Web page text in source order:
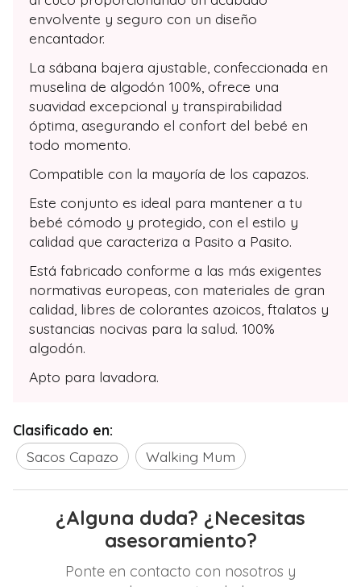
envolvente y seguro con un diseño
encantador.
La sábana bajera ajustable, confeccionada en
muselina de algodón 100%, ofrece una
suavidad excepcional y transpirabilidad
óptima, asegurando el confort del bebé en
todo momento.
Compatible con la mayoría de los capazos.
Este conjunto es ideal para mantener a tu
bebé cómodo y protegido, con el estilo y
calidad que caracteriza a Pasito a Pasito.
Está fabricado conforme a las más exigentes
normativas europeas, con materiales de gran
calidad, libres de colorantes azoicos, ftalatos y
sustancias nocivas para la salud. 100%
algodón.
Apto para lavadora.
Clasificado en:
Sacos Capazo
Walking Mum
¿Alguna duda? ¿Necesitas
asesoramiento?
Ponte en contacto con nosotros y